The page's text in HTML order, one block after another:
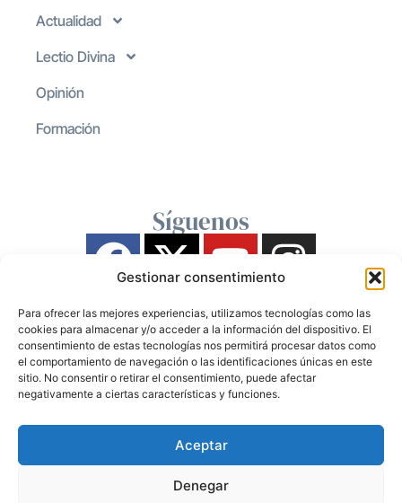
Gestionar consentimiento
Para ofrecer las mejores experiencias, utilizamos tecnologías como las
cookies para almacenar y/o acceder a la información del dispositivo. El
consentimiento de estas tecnologías nos permitirá procesar datos como
el comportamiento de navegación o las identificaciones únicas en este
sitio. No consentir o retirar el consentimiento, puede afectar
negativamente a ciertas características y funciones.
Aceptar
Denegar
Actualidad
Lectio Divina
Opinión
Formación
Síguenos